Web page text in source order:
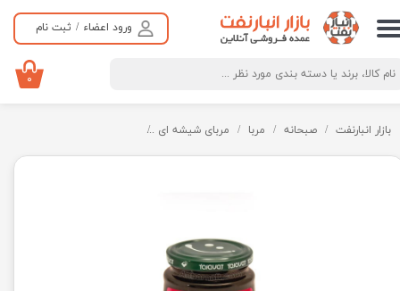
ورود اعضاء / ثبت نام
حساب کاربری من
تغییر گذر واژه
سفارشات
خروج از حساب کاربری
۰
بازار انبارنفت صبحانه مربا مربای شیشه ای